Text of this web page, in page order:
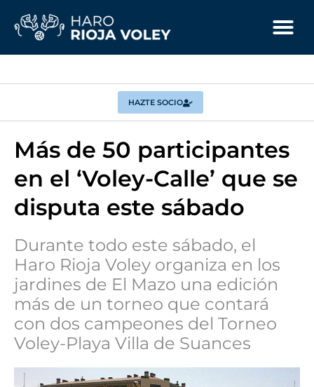
HAZTE SOCIO
Más de 50 participantes
en el ‘Voley-Calle’ que se
disputa este sábado
Durante todo este sábado, el
Haro Rioja Voley organiza en los
jardines de El Mazo una edición
más de un torneo que contará
con dos campeones del Torneo
Voley-Playa Villa de Suances